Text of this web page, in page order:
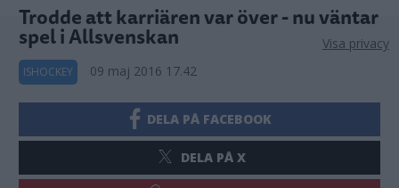
Trodde att karriären var över - nu väntar
spel i Allsvenskan
ISHOCKEY 09 maj 2016 17.42
DELA PÅ FACEBOOK
DELA PÅ X
Visa privacy